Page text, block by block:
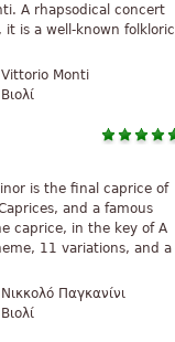
A rhapsodical concert
is a well-known folkloric
Vittorio Monti
Βιολί
is the final caprice of
and a famous
caprice, in the key of A
11 variations, and a
Νικκολό Παγκανίνι
Βιολί